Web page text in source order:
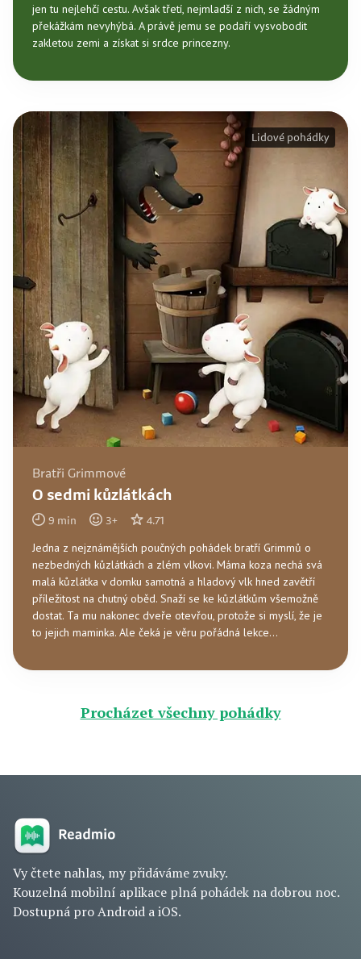
jen tu nejlehčí cestu. Avšak třetí, nejmladší z nich, se žádným
překážkám nevyhýbá. A právě jemu se podaří vysvobodit
zakletou zemi a získat si srdce princezny.
Bratři Grimmové
O sedmi kůzlátkách
9 min 3+ 4.71
Jedna z nejznámějších poučných pohádek bratří Grimmů o
nezbedných kůzlátkách a zlém vlkovi. Máma koza nechá svá
malá kůzlátka v domku samotná a hladový vlk hned zavětří
příležitost na chutný oběd. Snaží se ke kůzlátkům všemožně
dostat. Ta mu nakonec dveře otevřou, protože si myslí, že je
to jejich maminka. Ale čeká je věru pořádná lekce…
Lidové pohádky
Procházet všechny pohádky
Vy čtete nahlas, my přidáváme zvuky.
Kouzelná mobilní aplikace plná pohádek na dobrou noc.
Dostupná pro Android a iOS.